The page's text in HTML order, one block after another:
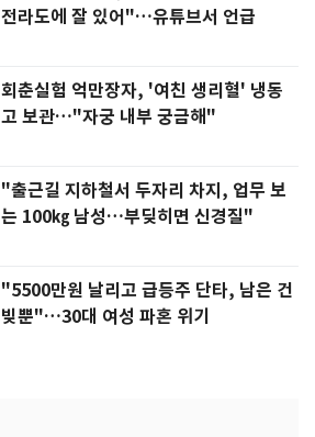
전라도에 잘 있어"…유튜브서 언급
회춘실험 억만장자, '여친 생리혈' 냉동
고 보관…"자궁 내부 궁금해"
"출근길 지하철서 두자리 차지, 업무 보
는 100㎏ 남성…부딪히면 신경질"
"5500만원 날리고 급등주 단타, 남은 건
빚뿐"…30대 여성 파혼 위기